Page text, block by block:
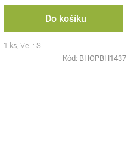
Do košíku
1 ks, Vel.: S
Kód: BHOPBH1437